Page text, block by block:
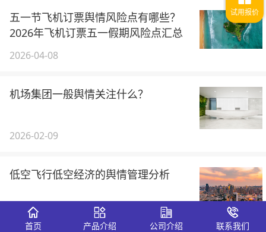
五一节飞机订票舆情风险点有哪些？
2026年飞机订票五一假期风险点汇总
2026-04-08
机场集团一般舆情关注什么？
2026-02-09
低空飞行低空经济的舆情管理分析
2025-11-13
首页 产品介绍 公司介绍 联系我们